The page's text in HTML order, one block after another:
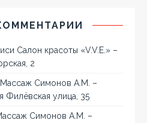
Салон красоты «V.V.E.» –
2
Массаж Симонов А.М. –
Филёвская улица, 35
Симонов А.М. –